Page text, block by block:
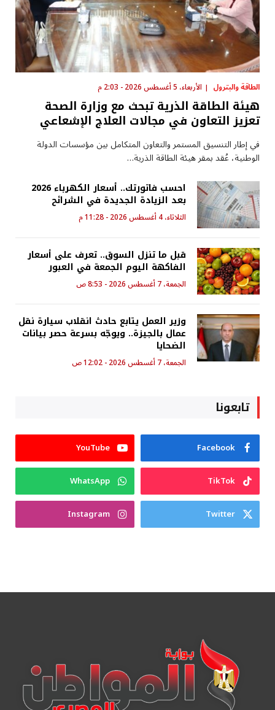
الطاقة والبترول الأربعاء، 5 أغسطس 2026 - 2:03 م
هيئة الطاقة الذرية تبحث مع وزارة الصحة
تعزيز التعاون في مجالات العلاج الإشعاعي
في إطار التنسيق المستمر والتعاون المتكامل بين مؤسسات الدولة
الوطنية، عُقد بمقر هيئة الطاقة الذرية…
احسب فاتورتك.. أسعار الكهرباء 2026
بعد الزيادة الجديدة في الشرائح
الثلاثاء، 4 أغسطس 2026 - 11:28 م
قبل ما تنزل السوق.. تعرف على أسعار
الفاكهة اليوم الجمعة في العبور
الجمعة، 7 أغسطس 2026 - 8:53 ص
وزير العمل يتابع حادث انقلاب سيارة نقل
عمال بالجيزة.. ويوجّه بسرعة حصر بيانات
الضحايا
الجمعة، 7 أغسطس 2026 - 12:02 ص
تابعونا
Facebook
YouTube
TikTok
WhatsApp
Twitter
Instagram